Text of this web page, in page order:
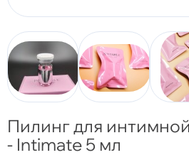
Пилинг для
- Intimate 5 мл